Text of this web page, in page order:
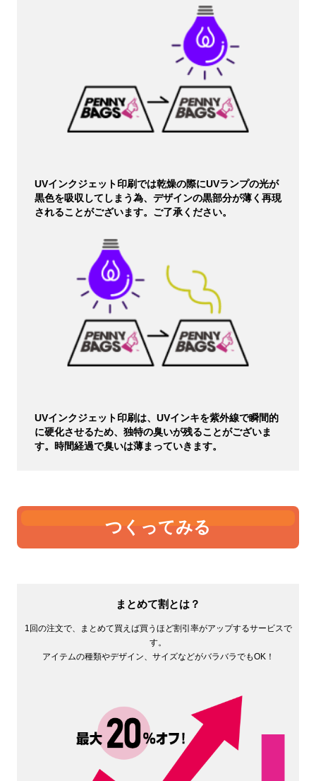
UVインクジェット印刷では乾燥の際にUVランプの光が
黒色を吸収してしまう為、デザインの黒部分が薄く再現
されることがございます。ご了承ください。
UVインクジェット印刷は、UVインキを紫外線で瞬間的
に硬化させるため、独特の臭いが残ることがございま
す。時間経過で臭いは薄まっていきます。
つくってみる
まとめて割とは？
1回の注文で、まとめて買えば買うほど割引率がアップするサービスで
す。
アイテムの種類やデザイン、サイズなどがバラバラでもOK！